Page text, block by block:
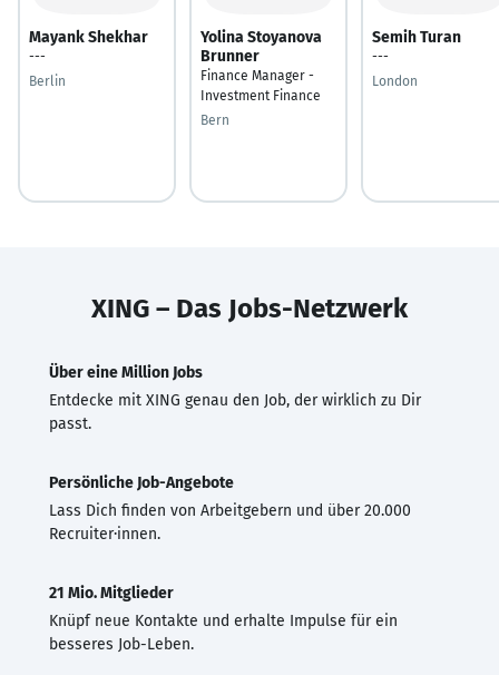
Mayank Shekhar
---
Berlin
Yolina Stoyanova
Brunner
Finance Manager -
Investment Finance
Bern
Semih Turan
---
London
XING – Das Jobs-Netzwerk
Über eine Million Jobs
Entdecke mit XING genau den Job, der wirklich zu Dir
passt.
Persönliche Job-Angebote
Lass Dich finden von Arbeitgebern und über 20.000
Recruiter·innen.
21 Mio. Mitglieder
Knüpf neue Kontakte und erhalte Impulse für ein
besseres Job-Leben.